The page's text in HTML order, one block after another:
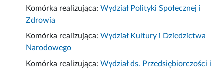
Komórka realizująca:Wydział Polityki Społecznej i
Zdrowia
Komórka realizująca:Wydział Kultury i Dziedzictwa
Narodowego
Komórka realizująca:Wydział ds. Przedsiębiorczości i